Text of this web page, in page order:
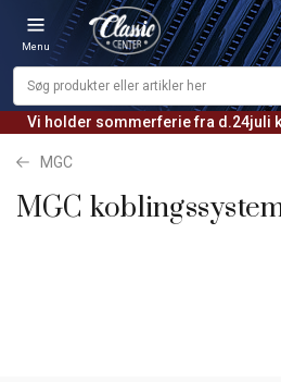
Vi holder sommerferie fra d.24juli
Menu
MGC
MGC